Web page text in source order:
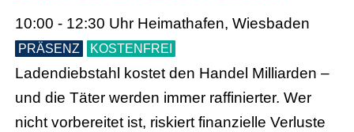
10:00 - 12:30 Uhr Heimathafen, Wiesbaden
PRÄSENZ KOSTENFREI
Ladendiebstahl kostet den Handel Milliarden –
und die Täter werden immer raffinierter. Wer
nicht vorbereitet ist, riskiert finanzielle Verluste